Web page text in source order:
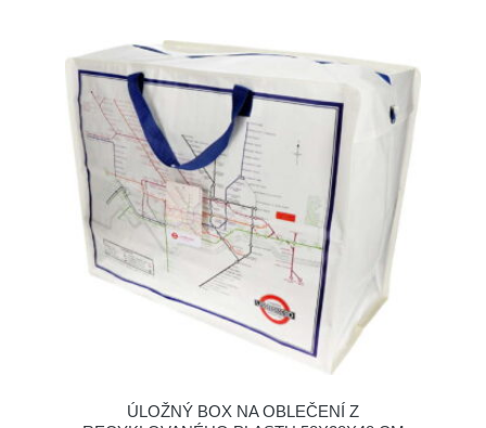
ÚLOŽNÝ BOX NA OBLEČENÍ Z